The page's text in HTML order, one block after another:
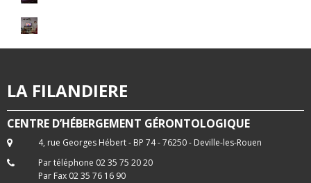
LA FILANDIERE
CENTRE D’HÉBERGEMENT GÉRONTOLOGIQUE
4, rue Georges Hébert - BP 74 - 76250 - Deville-les-Rouen
Par téléphone 02 35 75 20 20
Par Fax 02 35 76 16 90